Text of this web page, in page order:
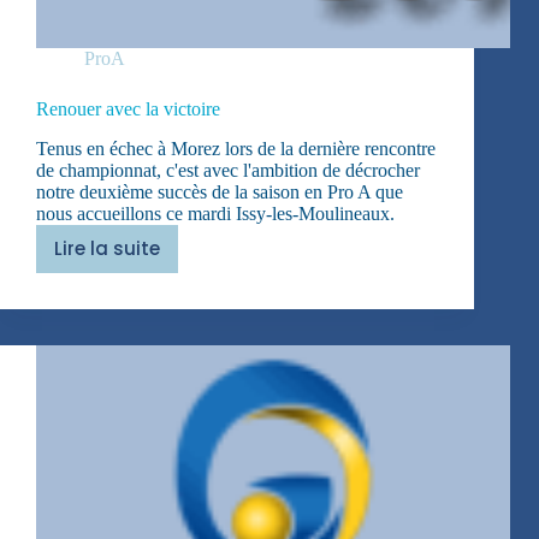
ProA
Renouer avec la victoire
Tenus en échec à Morez lors de la dernière rencontre
de championnat, c'est avec l'ambition de décrocher
notre deuxième succès de la saison en Pro A que
nous accueillons ce mardi Issy-les-Moulineaux.
Lire la suite
Renouer
la
victoire